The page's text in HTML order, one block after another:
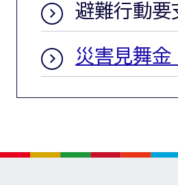
避難行動要
災害見舞金